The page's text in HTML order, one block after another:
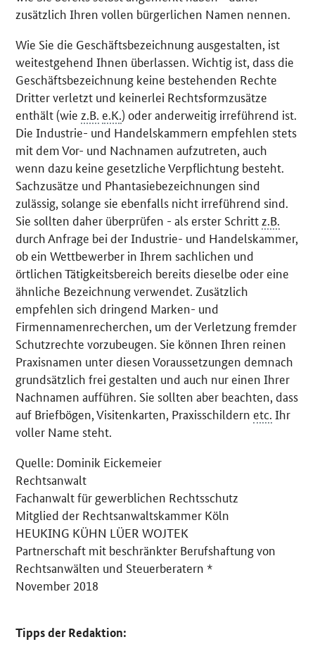
zusätzlich Ihren vollen bürgerlichen Namen nennen.
Wie Sie die Geschäftsbezeichnung ausgestalten, ist
weitestgehend Ihnen überlassen. Wichtig ist, dass die
Geschäftsbezeichnung keine bestehenden Rechte
Dritter verletzt und keinerlei Rechtsformzusätze
enthält (wie z.B. e.K.) oder anderweitig irreführend ist.
Die Industrie- und Handelskammern empfehlen stets
mit dem Vor- und Nachnamen aufzutreten, auch
wenn dazu keine gesetzliche Verpflichtung besteht.
Sachzusätze und Phantasiebezeichnungen sind
zulässig, solange sie ebenfalls nicht irreführend sind.
Sie sollten daher überprüfen - als erster Schritt z.B.
durch Anfrage bei der Industrie- und Handelskammer,
ob ein Wettbewerber in Ihrem sachlichen und
örtlichen Tätigkeitsbereich bereits dieselbe oder eine
ähnliche Bezeichnung verwendet. Zusätzlich
empfehlen sich dringend Marken- und
Firmennamenrecherchen, um der Verletzung fremder
Schutzrechte vorzubeugen. Sie können Ihren reinen
Praxisnamen unter diesen Voraussetzungen demnach
grundsätzlich frei gestalten und auch nur einen Ihrer
Nachnamen aufführen. Sie sollten aber beachten, dass
auf Briefbögen, Visitenkarten, Praxisschildern etc. Ihr
voller Name steht.
Quelle: Dominik Eickemeier
Rechtsanwalt
Fachanwalt für gewerblichen Rechtsschutz
Mitglied der Rechtsanwaltskammer Köln
HEUKING KÜHN LÜER WOJTEK
Partnerschaft mit beschränkter Berufshaftung von
Rechtsanwälten und Steuerberatern *
November 2018
Tipps der Redaktion: